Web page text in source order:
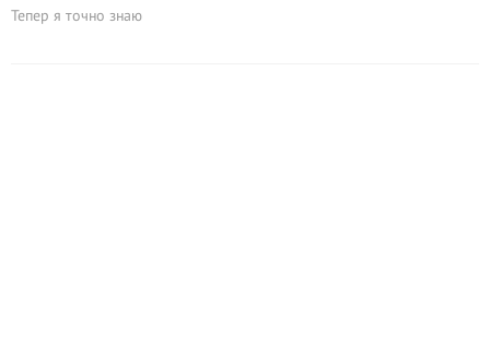
Тепер я точно знаю